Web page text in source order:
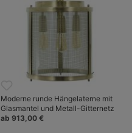
Moderne runde Hängelaterne mit
Glasmantel und Metall-Gitternetz
ab 913,00 €